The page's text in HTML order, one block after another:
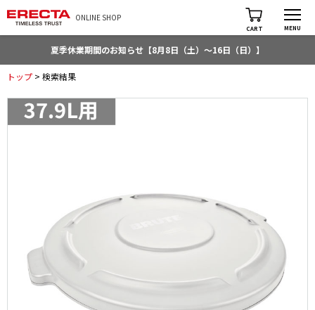
ONLINE SHOP
CART MENU
夏季休業期間のお知らせ【8月8日（土）～16日（日）】
トップ > 検索結果